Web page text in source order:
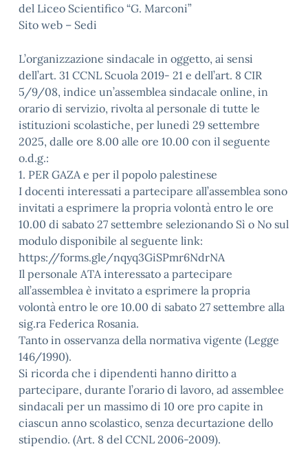
del Liceo Scientifico “G. Marconi”
Sito web – Sedi
L’organizzazione sindacale in oggetto, ai sensi
dell’art. 31 CCNL Scuola 2019- 21 e dell’art. 8 CIR
5/9/08, indice un’assemblea sindacale online, in
orario di servizio, rivolta al personale di tutte le
istituzioni scolastiche, per lunedì 29 settembre
2025, dalle ore 8.00 alle ore 10.00 con il seguente
o.d.g.:
1. PER GAZA e per il popolo palestinese
I docenti interessati a partecipare all’assemblea sono
invitati a esprimere la propria volontà entro le ore
10.00 di sabato 27 settembre selezionando Sì o No sul
modulo disponibile al seguente link:
https://forms.gle/nqyq3GiSPmr6NdrNA
Il personale ATA interessato a partecipare
all’assemblea è invitato a esprimere la propria
volontà entro le ore 10.00 di sabato 27 settembre alla
sig.ra Federica Rosania.
Tanto in osservanza della normativa vigente (Legge
146/1990).
Si ricorda che i dipendenti hanno diritto a
partecipare, durante l’orario di lavoro, ad assemblee
sindacali per un massimo di 10 ore pro capite in
ciascun anno scolastico, senza decurtazione dello
stipendio. (Art. 8 del CCNL 2006-2009).